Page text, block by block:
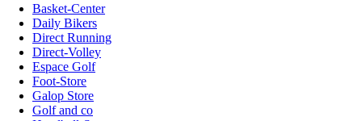
Basket-Center
Daily Bikers
Direct Running
Direct-Volley
Espace Golf
Foot-Store
Galop Store
Golf and co